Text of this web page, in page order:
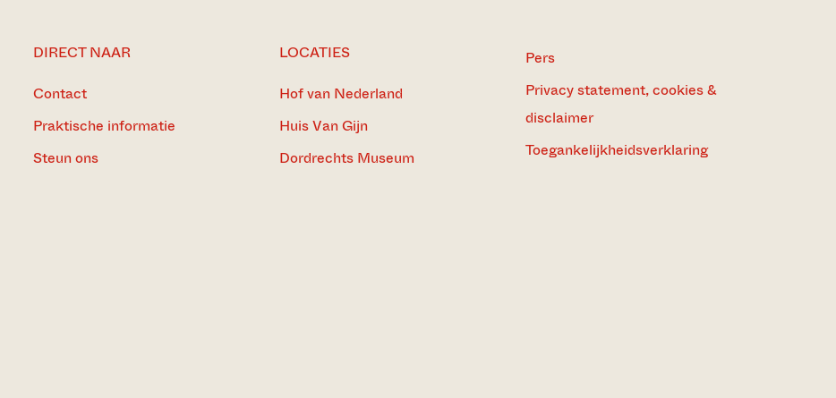
DIRECT NAAR
Contact
Praktische informatie
Steun ons
LOCATIES
Hof van Nederland
Huis Van Gijn
Dordrechts Museum
Pers
Privacy statement, cookies &
disclaimer
Toegankelijkheidsverklaring